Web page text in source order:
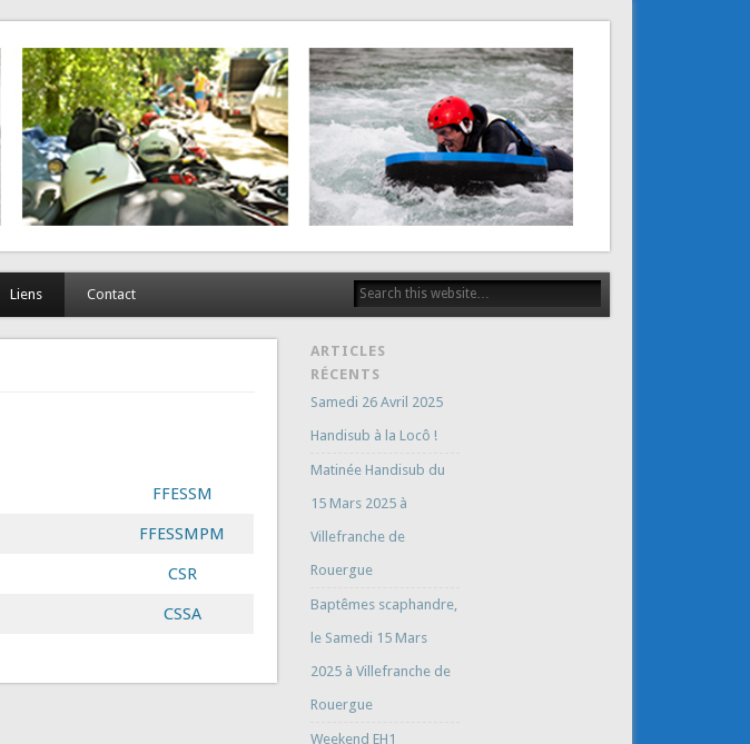
Liens Contact
FFESSM
FFESSMPM
CSR
CSSA
ARTICLES
RÉCENTS
Samedi 26 Avril 2025
Handisub à la Locô !
Matinée Handisub du
15 Mars 2025 à
Villefranche de
Rouergue
Baptêmes scaphandre,
le Samedi 15 Mars
2025 à Villefranche de
Rouergue
Weekend EH1